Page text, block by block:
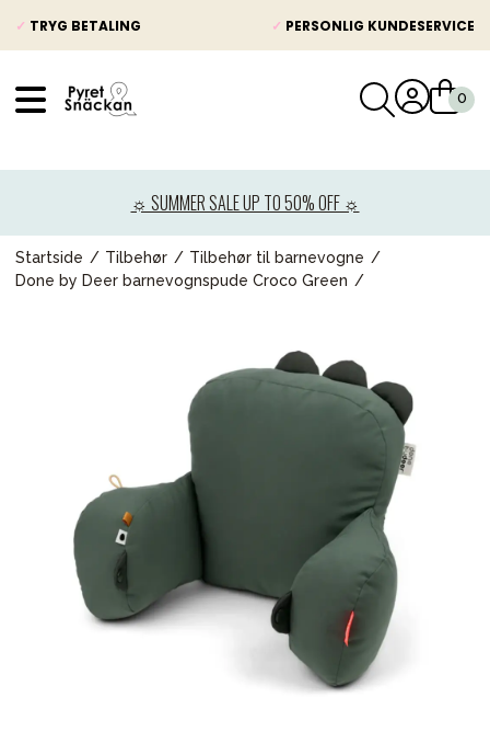
✓ TRYG BETALING ✓ PERSONLIG KUNDESERVICE
☼ SUMMER SALE UP TO 50% OFF ☼
Startside Tilbehør
Tilbehør til barnevogne
Done by Deer barnevognspude Croco Green
Barnevogne
Autostole
Legetøj og spil
Mor & Far
Møbler & sengetøj
Tilbehør
Reservedele
Kampagner
Tips til gaver
Vores favoritter
Mærker